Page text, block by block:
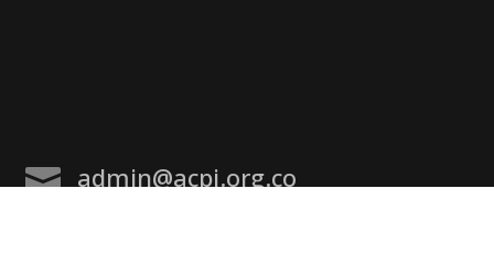
 admin@acpi.org.co